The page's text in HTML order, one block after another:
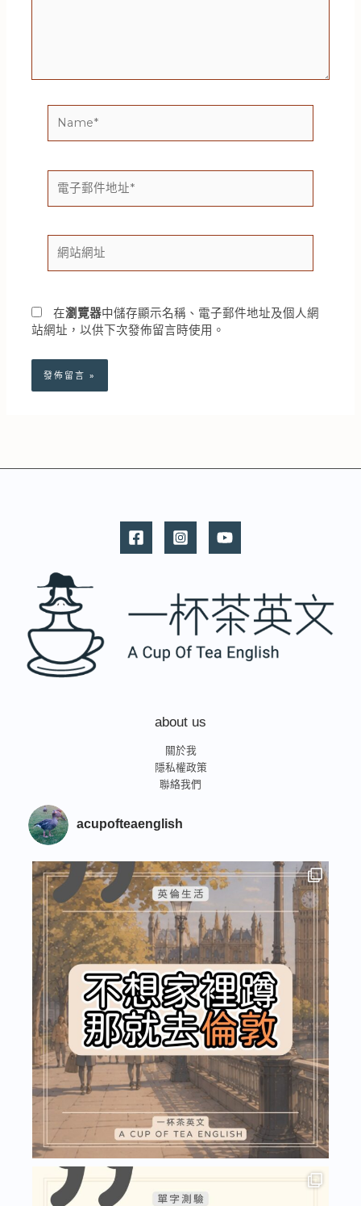
子
郵
地
址
站
網
在瀏覽器中儲存顯示名稱、電子郵件地址及個人網
站網址，以供下次發佈留言時使用。
about us
關於我
隱私權政策
聯絡我們
acupofteaenglish